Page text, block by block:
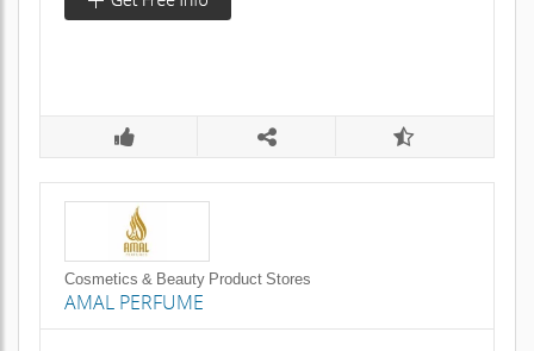
Cosmetics & Beauty Product Stores
AMAL PERFUME